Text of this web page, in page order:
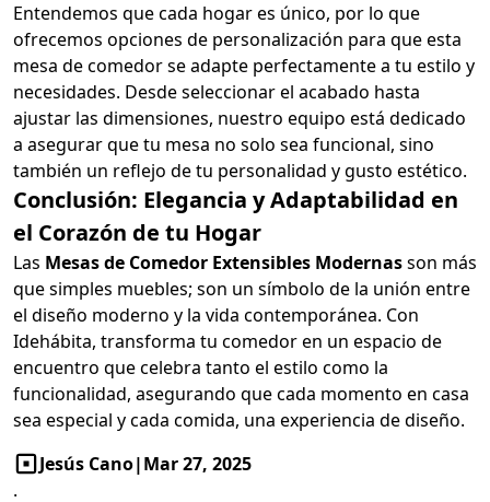
Entendemos que cada hogar es único, por lo que
ofrecemos opciones de personalización para que esta
mesa de comedor se adapte perfectamente a tu estilo y
necesidades. Desde seleccionar el acabado hasta
ajustar las dimensiones, nuestro equipo está dedicado
a asegurar que tu mesa no solo sea funcional, sino
también un reflejo de tu personalidad y gusto estético.
Conclusión: Elegancia y Adaptabilidad en
el Corazón de tu Hogar
Las Mesas de Comedor Extensibles Modernasson más
que simples muebles; son un símbolo de la unión entre
el diseño moderno y la vida contemporánea. Con
Idehábita, transforma tu comedor en un espacio de
encuentro que celebra tanto el estilo como la
funcionalidad, asegurando que cada momento en casa
sea especial y cada comida, una experiencia de diseño.
Jesús Cano|Mar 27, 2025
.